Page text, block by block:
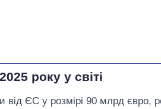
року у світі
від ЄС у розмірі 90 млрд євро,